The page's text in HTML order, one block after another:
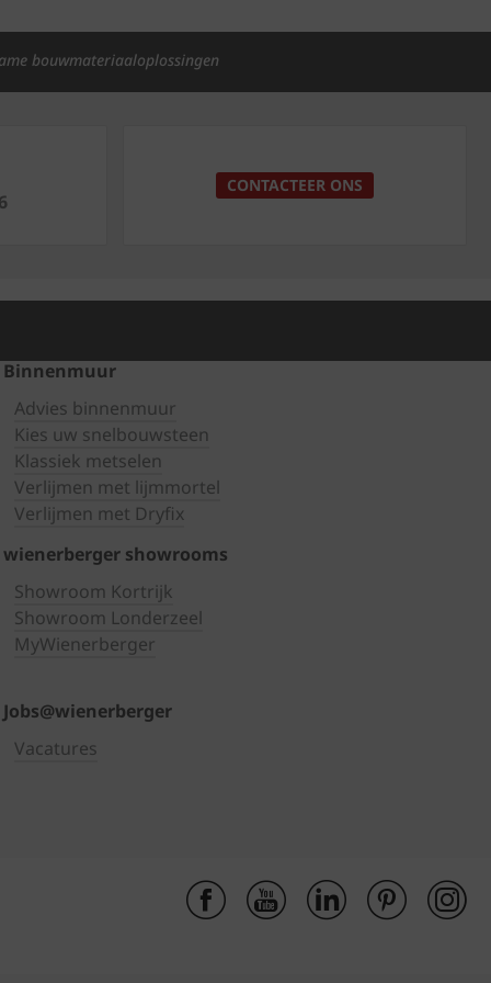
bouwmateriaaloplossingen
CONTACTEER ONS
Binnenmuur
Advies binnenmuur
Kies uw snelbouwsteen
Klassiek metselen
Verlijmen met lijmmortel
Verlijmen met Dryfix
wienerberger showrooms
Showroom Kortrijk
Showroom Londerzeel
MyWienerberger
Jobs@wienerberger
Vacatures